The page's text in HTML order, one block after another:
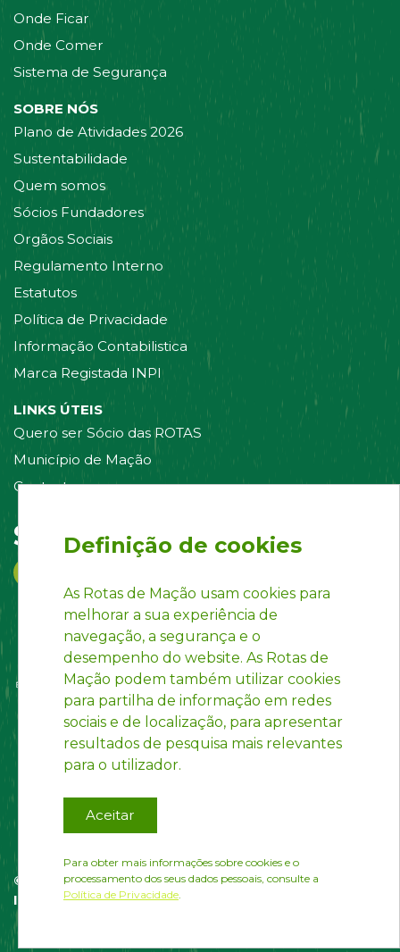
Onde Ficar
Onde Comer
Sistema de Segurança
SOBRE NÓS
Plano de Atividades 2026
Sustentabilidade
Quem somos
Sócios Fundadores
Orgãos Sociais
Regulamento Interno
Estatutos
Política de Privacidade
Informação Contabilistica
Marca Registada INPI
LINKS ÚTEIS
Quero ser Sócio das ROTAS
Município de Mação
Contacte-nos
Siga-nos em:
© Rotas de Mação | website desenvolvido por
InfoPortugal
Definição de cookies
As Rotas de Mação usam cookies para
melhorar a sua experiência de
navegação, a segurança e o
desempenho do website. As Rotas de
Mação podem também utilizar cookies
para partilha de informação em redes
sociais e de localização, para apresentar
resultados de pesquisa mais relevantes
para o utilizador.
Aceitar
Para obter mais informações sobre cookies e o
processamento dos seus dados pessoais, consulte a
Política de Privacidade.